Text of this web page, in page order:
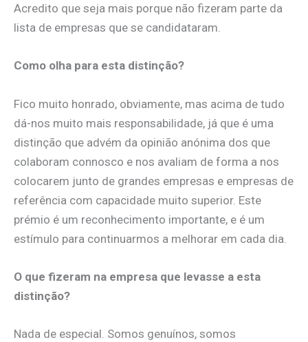
Acredito que seja mais porque não fizeram parte da
lista de empresas​ que se candidataram.
Como olha para esta distinção?
Fico muito honrado, obviamente, mas acima de tudo
dá-nos muito mais responsabilidade, já que é uma
distinção que advém da opinião anónima dos que
colaboram connosco e nos avaliam de forma a nos
colocarem junto de grandes empresas e empresas de
referência com capacidade muito superior. Este
prémio é um reconhecimento importante, e é um
estímulo para continuarmos a melhorar em cada dia.
O que fizeram na empresa que levasse a esta
distinção?
Nada de especial. Somos genuínos, somos